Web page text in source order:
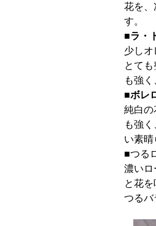
花を
す。
■ラ・
少し
とて
も強
■ボレ
純白
も強
い素晴
■つる
濃い
と花
つるバ